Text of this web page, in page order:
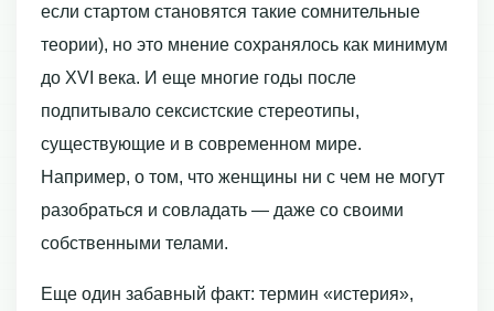
если стартом становятся такие сомнительные
теории), но это мнение сохранялось как минимум
до XVI века. И еще многие годы после
подпитывало сексистские стереотипы,
существующие и в современном мире.
Например, о том, что женщины ни с чем не могут
разобраться и совладать — даже со своими
собственными телами.
Еще один забавный факт: термин «истерия»,